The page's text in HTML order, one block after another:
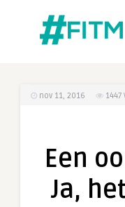
nov 11, 2016 1447
Een
Ja,